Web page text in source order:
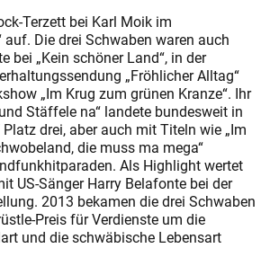
Terzett bei Karl Moik im
auf. Die drei Schwaben waren auch
bei „Kein schöner Land“, in der
„Fröhlicher Alltag“
„Im Krug zum grünen Kranze“. Ihr
Stäffele na“ landete bundesweit in
drei, aber auch mit Titeln wie „Im
die muss ma mega“
Als Highlight wertet
US-Sänger Harry Belafonte bei der
2013 bekamen die drei Schwaben
Preis für Verdienste um die
und die schwäbische Lebensart